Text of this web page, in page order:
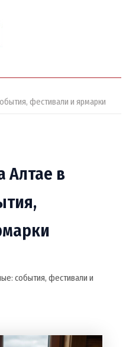
фестивали и ярмарки
Алтае в
события, фестивали и